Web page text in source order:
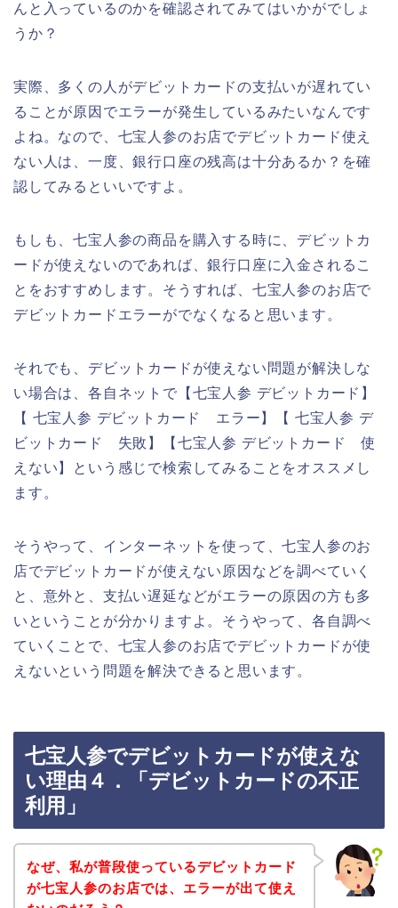
んと入っているのかを確認されてみてはいかがでしょ
うか？
実際、多くの人がデビットカードの支払いが遅れてい
ることが原因でエラーが発生しているみたいなんです
よね。なので、七宝人参のお店でデビットカード使え
ない人は、一度、銀行口座の残高は十分あるか？を確
認してみるといいですよ。
もしも、七宝人参の商品を購入する時に、デビットカ
ードが使えないのであれば、銀行口座に入金されるこ
とをおすすめします。そうすれば、七宝人参のお店で
デビットカードエラーがでなくなると思います。
それでも、デビットカードが使えない問題が解決しな
い場合は、各自ネットで【七宝人参 デビットカード】
【 七宝人参 デビットカード エラー】【 七宝人参 デ
ビットカード 失敗】【七宝人参 デビットカード 使
えない】という感じで検索してみることをオススメし
ます。
そうやって、インターネットを使って、七宝人参のお
店でデビットカードが使えない原因などを調べていく
と、意外と、支払い遅延などがエラーの原因の方も多
いということが分かりますよ。そうやって、各自調べ
ていくことで、七宝人参のお店でデビットカードが使
えないという問題を解決できると思います。
七宝人参でデビットカードが使えな
い理由４．「デビットカードの不正
利用」
なぜ、私が普段使っているデビットカード
が七宝人参のお店では、エラーが出て使え